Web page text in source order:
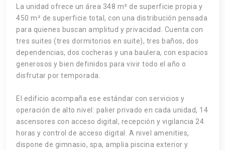
La unidad ofrece un área 348 m² de superficie propia y
450 m² de superficie total, con una distribución pensada
para quienes buscan amplitud y privacidad. Cuenta con
tres suites (tres dormitorios en suite), tres baños, dos
dependencias, dos cocheras y una baulera, con espacios
generosos y bien definidos para vivir todo el año o
disfrutar por temporada.
El edificio acompaña ese estándar con servicios y
operación de alto nivel: palier privado en cada unidad, 14
ascensores con acceso digital, recepción y vigilancia 24
horas y control de acceso digital. A nivel amenities,
dispone de gimnasio, spa, amplia piscina exterior y